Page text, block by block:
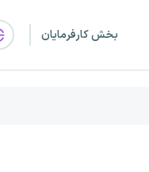
بخش کارفرمایان